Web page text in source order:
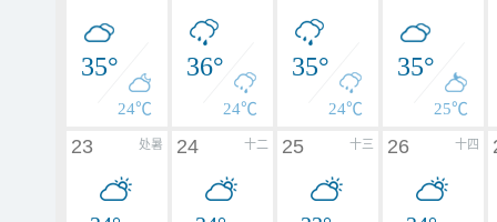
35°
24℃
36°
24℃
35°
24℃
35°
25℃
处暑
23 十二
24 十三
25 十四
26